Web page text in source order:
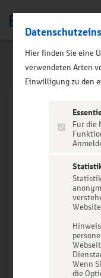
Zur Startseite
Hier finden Sie eine
verwendeten Arten
Einwilligung zu den
Für die
Wenn
die